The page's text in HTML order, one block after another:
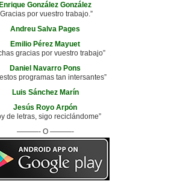
Enrique González González
por vuestro trabajo.”
Andreu Salva Pages
Emilio Pérez Mayuet
gracias por vuestro trabajo”
Daniel Navarro Pons
programas tan intersantes”
Luis Sánchez Marín
Jesús Royo Arpón
de letras, sigo reciclándome”
———- O ———-